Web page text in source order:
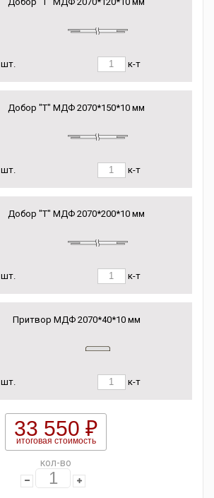
шт. к-т
Добор "Т" МДФ 2070*150*10 мм
шт. к-т
Добор "Т" МДФ 2070*200*10 мм
шт. к-т
Притвор МДФ 2070*40*10 мм
шт. к-т
33 550 ₽
итоговая стоимость
кол-во